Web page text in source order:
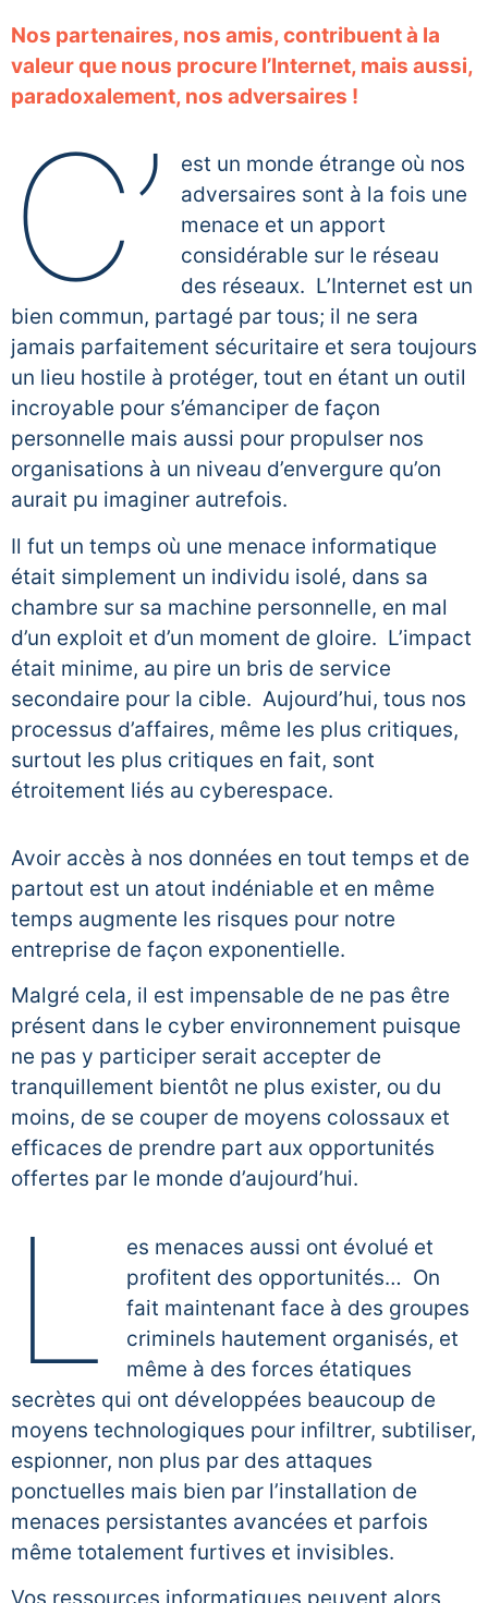
Nos partenaires, nos amis, contribuent à la
valeur que nous procure l’Internet, mais aussi,
paradoxalement, nos adversaires !
C’
est un monde étrange où nos
adversaires sont à la fois une
menace et un apport
considérable sur le réseau
des réseaux. L’Internet est un
bien commun, partagé par tous; il ne sera
jamais parfaitement sécuritaire et sera toujours
un lieu hostile à protéger, tout en étant un outil
incroyable pour s’émanciper de façon
personnelle mais aussi pour propulser nos
organisations à un niveau d’envergure qu’on
aurait pu imaginer autrefois.
Il fut un temps où une menace informatique
était simplement un individu isolé, dans sa
chambre sur sa machine personnelle, en mal
d’un exploit et d’un moment de gloire. L’impact
était minime, au pire un bris de service
secondaire pour la cible. Aujourd’hui, tous nos
processus d’affaires, même les plus critiques,
surtout les plus critiques en fait, sont
étroitement liés au cyberespace.
Avoir accès à nos données en tout temps et de
partout est un atout indéniable et en même
temps augmente les risques pour notre
entreprise de façon exponentielle.
Malgré cela, il est impensable de ne pas être
présent dans le cyber environnement puisque
ne pas y participer serait accepter de
tranquillement bientôt ne plus exister, ou du
moins, de se couper de moyens colossaux et
efficaces de prendre part aux opportunités
offertes par le monde d’aujourd’hui.
L
es menaces aussi ont évolué et
profitent des opportunités… On
fait maintenant face à des groupes
criminels hautement organisés, et
même à des forces étatiques
secrètes qui ont développées beaucoup de
moyens technologiques pour infiltrer, subtiliser,
espionner, non plus par des attaques
ponctuelles mais bien par l’installation de
menaces persistantes avancées et parfois
même totalement furtives et invisibles.